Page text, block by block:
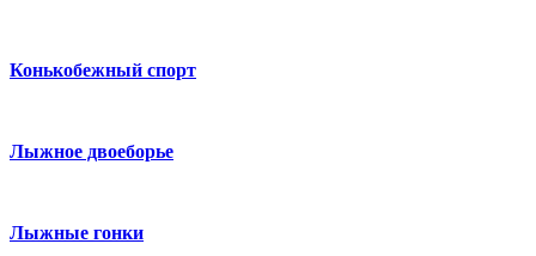
Конькобежный спорт
Лыжное двоеборье
Лыжные гонки